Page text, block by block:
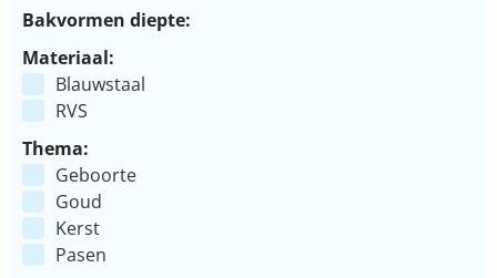
Bakvormen diepte:
Materiaal:
Blauwstaal
RVS
Thema:
Geboorte
Goud
Kerst
Pasen